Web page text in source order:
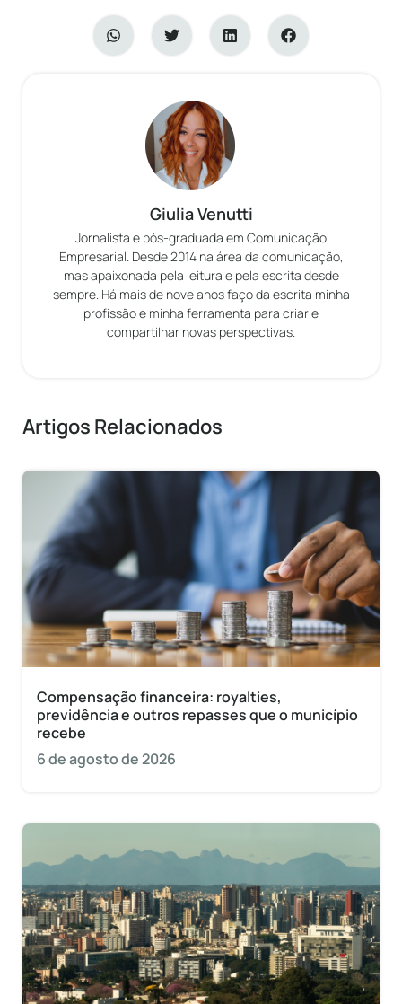
Giulia Venutti
Jornalista e pós-graduada em Comunicação
Empresarial. Desde 2014 na área da comunicação,
mas apaixonada pela leitura e pela escrita desde
sempre. Há mais de nove anos faço da escrita minha
profissão e minha ferramenta para criar e
compartilhar novas perspectivas.
Artigos Relacionados
Compensação financeira: royalties,
previdência e outros repasses que o município
recebe
6 de agosto de 2026